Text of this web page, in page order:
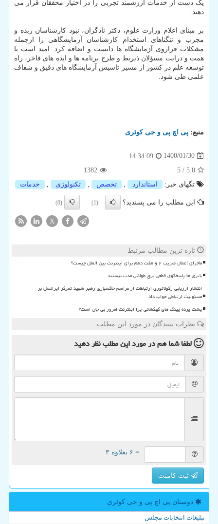
یک دست از خدمات ارزشمند تجربی را در اختیار محققان قرار می
دهند.
بر مبنای اعلام وزارت علوم، دکتر نادگران، نبود کارشناسان زبده و
مجرب و تنگناهای استخدام کارشناسان آزمایشگاهی را ازجمله
مشکلات فراروی آزمایشگاه ها دانست و اضافه کرد: امید است با
همت و درایت مسؤلان ذیربط و طرح برنامه ها و ایده های فاخر، راه
توسعه علم در کشور از مسیر تاسیس آزمایشگاه های دقیق و شفاف
علمی طی شود.
منبع: پی اچ پی و جی كوئری
1400/01/30
14:34:09
5.0
/
5
1382
تگهای خبر:
استاندارد , تخصص , تكنولوژی , خدمات
این مطلب را می پسندید؟ (1)
(0)
X
تازه ترین مطالب مرتبط
ماجرای اعمال ضریب ۲ و هفت دهم برای اینترنت بین الملل چیست؟
باتری ها پاسخگوی قطعی برق طولانی مدت نیستند
انتشار ارزیابی رگولاتوری ارتباطات از مراسم خاکسپاری رهبر شهید تمرکز ایرانسل بر
مسئولیت ارتباطی جواب داد
پشت پرده پینگ های کهکشانی چرا اینترنت امروز بی جان است؟
نظرات بینندگان در مورد این مطلب
لطفا شما همدر مورد این مطلبنظر دهید
= ۶ بعلاوه ۳
ثبت کامنت
دوستان پی اچ پی و جی كوئری
تبلیغات انتخابات مجلس